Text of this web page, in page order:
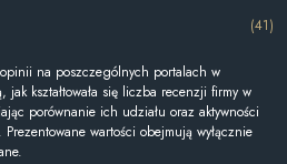
(41)
na poszczególnych portalach w
kształtowała się liczba recenzji firmy w
porównanie ich udziału oraz aktywności
wartości obejmują wyłącznie